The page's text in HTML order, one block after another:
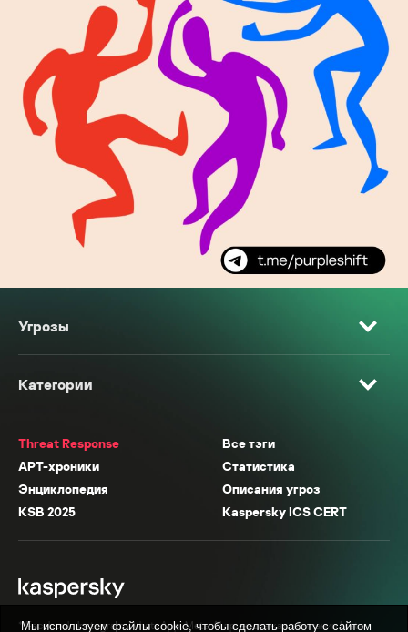
Угрозы
Категории
Threat Response
Все тэги
APT-хроники
Статистика
Энциклопедия
Описания угроз
KSB 2025
Kaspersky ICS CERT
* Facebook, Instagram, WhatsApp, Meta AI принадлежат компании Meta,
Мы используем файлы cookie, чтобы сделать работу с сайтом